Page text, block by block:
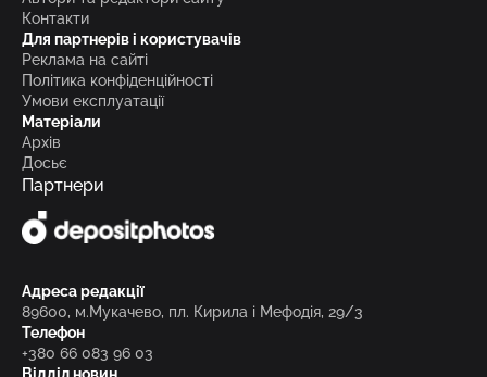
Контакти
Для партнерів і користувачів
Реклама на сайті
Політика конфіденційності
Умови експлуатації
Матеріали
Архів
Досьє
Партнери
Адреса редакції
89600, м.Мукачево, пл. Кирила і Мефодія, 29/3
Телефон
+380 66 083 96 03
Відділ новин